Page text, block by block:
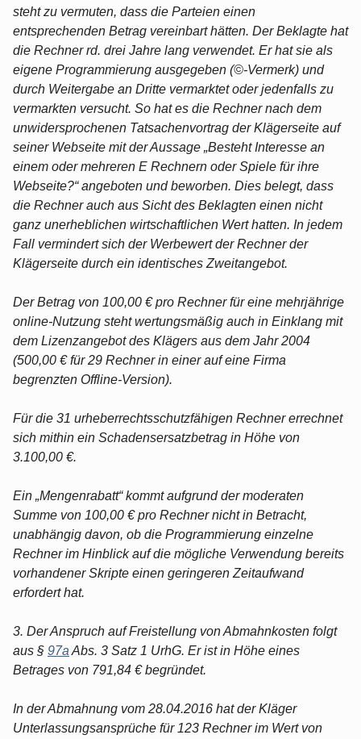
steht zu vermuten, dass die Parteien einen
entsprechenden Betrag vereinbart hätten. Der Beklagte hat
die Rechner rd. drei Jahre lang verwendet. Er hat sie als
eigene Programmierung ausgegeben (©-Vermerk) und
durch Weitergabe an Dritte vermarktet oder jedenfalls zu
vermarkten versucht. So hat es die Rechner nach dem
unwidersprochenen Tatsachenvortrag der Klägerseite auf
seiner Webseite mit der Aussage „Besteht Interesse an
einem oder mehreren E Rechnern oder Spiele für ihre
Webseite?“ angeboten und beworben. Dies belegt, dass
die Rechner auch aus Sicht des Beklagten einen nicht
ganz unerheblichen wirtschaftlichen Wert hatten. In jedem
Fall vermindert sich der Werbewert der Rechner der
Klägerseite durch ein identisches Zweitangebot.
Der Betrag von 100,00 € pro Rechner für eine mehrjährige
online-Nutzung steht wertungsmäßig auch in Einklang mit
dem Lizenzangebot des Klägers aus dem Jahr 2004
(500,00 € für 29 Rechner in einer auf eine Firma
begrenzten Offline-Version).
Für die 31 urheberrechtsschutzfähigen Rechner errechnet
sich mithin ein Schadensersatzbetrag in Höhe von
3.100,00 €.
Ein „Mengenrabatt“ kommt aufgrund der moderaten
Summe von 100,00 € pro Rechner nicht in Betracht,
unabhängig davon, ob die Programmierung einzelne
Rechner im Hinblick auf die mögliche Verwendung bereits
vorhandener Skripte einen geringeren Zeitaufwand
erfordert hat.
3. Der Anspruch auf Freistellung von Abmahnkosten folgt
aus § 97a Abs. 3 Satz 1 UrhG. Er ist in Höhe eines
Betrages von 791,84 € begründet.
In der Abmahnung vom 28.04.2016 hat der Kläger
Unterlassungsansprüche für 123 Rechner im Wert von